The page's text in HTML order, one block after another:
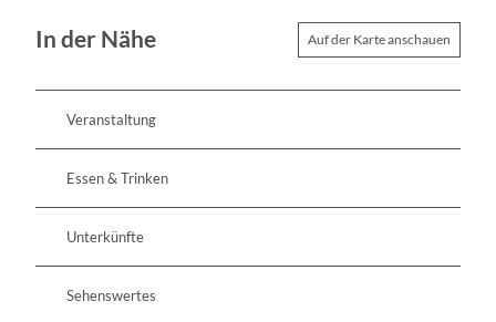
In der Nähe Auf der Karte anschauen
Veranstaltung
Essen & Trinken
Unterkünfte
Sehenswertes